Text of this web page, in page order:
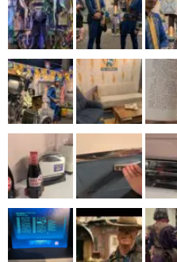
運営：株式会社マレ